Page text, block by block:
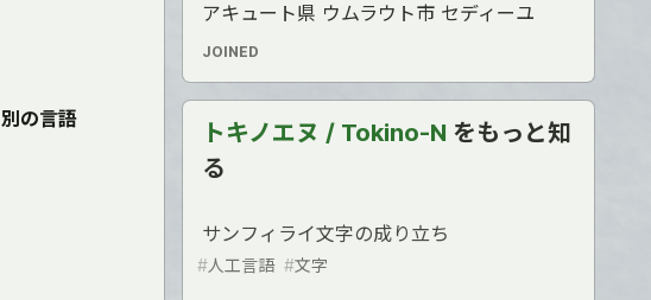
別の言語
アキュート県 ウムラウト市 セディーユ
JOINED
トキノエヌ / Tokino-N をもっと知
る
サンフィライ文字の成り立ち
#人工言語 #文字